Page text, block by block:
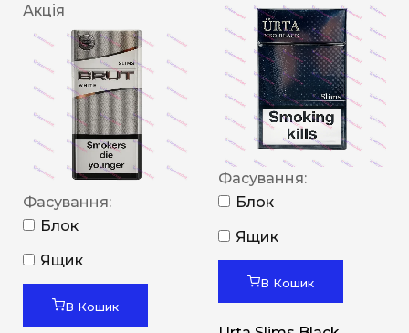
Акція
Фасування:
Блок
Ящик
В Кошик
Фасування:
Блок
Ящик
В Кошик